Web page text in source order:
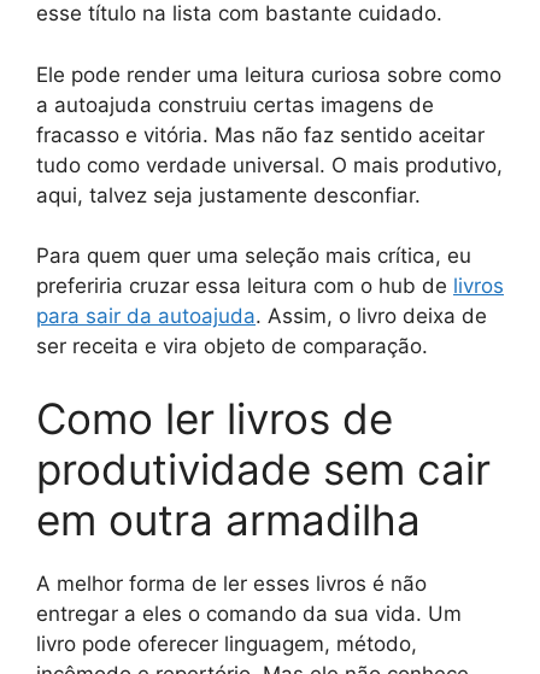
esse título na lista com bastante cuidado.
Ele pode render uma leitura curiosa sobre como
a autoajuda construiu certas imagens de
fracasso e vitória. Mas não faz sentido aceitar
tudo como verdade universal. O mais produtivo,
aqui, talvez seja justamente desconfiar.
Para quem quer uma seleção mais crítica, eu
preferiria cruzar essa leitura com o hub de livros
para sair da autoajuda. Assim, o livro deixa de
ser receita e vira objeto de comparação.
Como ler livros de
produtividade sem cair
em outra armadilha
A melhor forma de ler esses livros é não
entregar a eles o comando da sua vida. Um
livro pode oferecer linguagem, método,